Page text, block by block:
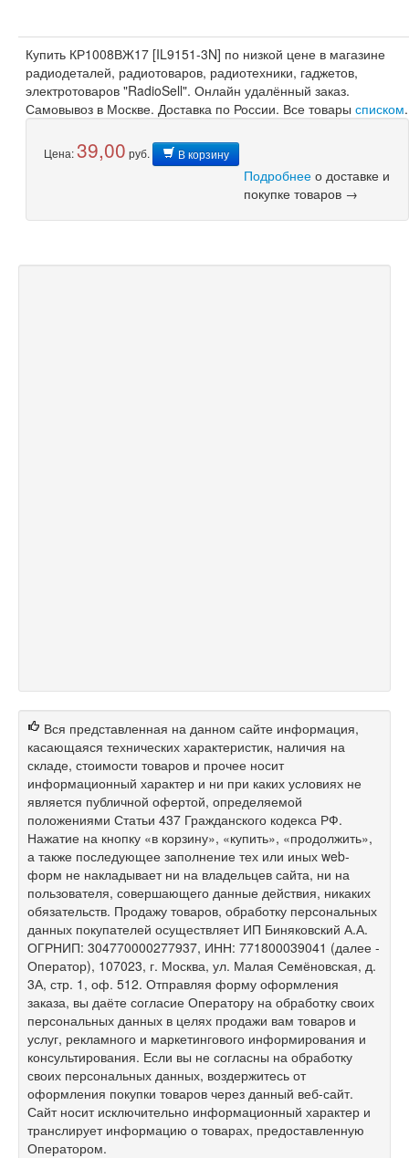
Купить КР1008ВЖ17 [IL9151-3N] по низкой цене в магазине
радиодеталей, радиотоваров, радиотехники, гаджетов,
электротоваров "RadioSell". Онлайн удалённый заказ.
Самовывоз в Москве. Доставка по России. Все товары списком.
Цена:39,00 руб. В корзину
Подробнее о доставке и
покупке товаров →
Вся представленная на данном сайте информация,
касающаяся технических характеристик, наличия на
складе, стоимости товаров и прочее носит
информационный характер и ни при каких условиях не
является публичной офертой, определяемой
положениями Статьи 437 Гражданского кодекса РФ.
Нажатие на кнопку «в корзину», «купить», «продолжить»,
а также последующее заполнение тех или иных web-
форм не накладывает ни на владельцев сайта, ни на
пользователя, совершающего данные действия, никаких
обязательств. Продажу товаров, обработку персональных
данных покупателей осуществляет ИП Биняковский А.А.
ОГРНИП: 304770000277937, ИНН: 771800039041 (далее -
Оператор), 107023, г. Москва, ул. Малая Семёновская, д.
3А, стр. 1, оф. 512. Отправляя форму оформления
заказа, вы даёте согласие Оператору на обработку своих
персональных данных в целях продажи вам товаров и
услуг, рекламного и маркетингового информирования и
консультирования. Если вы не согласны на обработку
своих персональных данных, воздержитесь от
оформления покупки товаров через данный веб-сайт.
Сайт носит исключительно информационный характер и
транслирует информацию о товарах, предоставленную
Оператором.